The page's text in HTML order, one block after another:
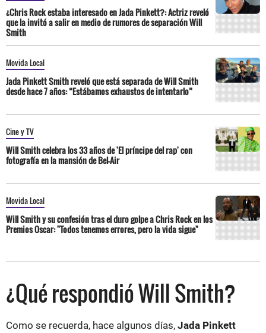
¿Chris Rock estaba interesado en Jada Pinkett?: Actriz reveló
que la invitó a salir en medio de rumores de separación Will
Smith
Movida Local
Jada Pinkett Smith reveló que está separada de Will Smith
desde hace 7 años: “Estábamos exhaustos de intentarlo”
Cine y TV
Will Smith celebra los 33 años de 'El príncipe del rap' con
fotografía en la mansión de Bel-Air
Movida Local
Will Smith y su confesión tras el duro golpe a Chris Rock en los
Premios Oscar: "Todos tenemos errores, pero la vida sigue"
¿Qué respondió Will Smith?
Como se recuerda, hace algunos días, Jada Pinkett